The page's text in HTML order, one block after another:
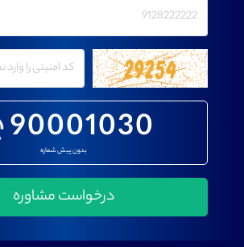
90001030
بدون پیش شماره